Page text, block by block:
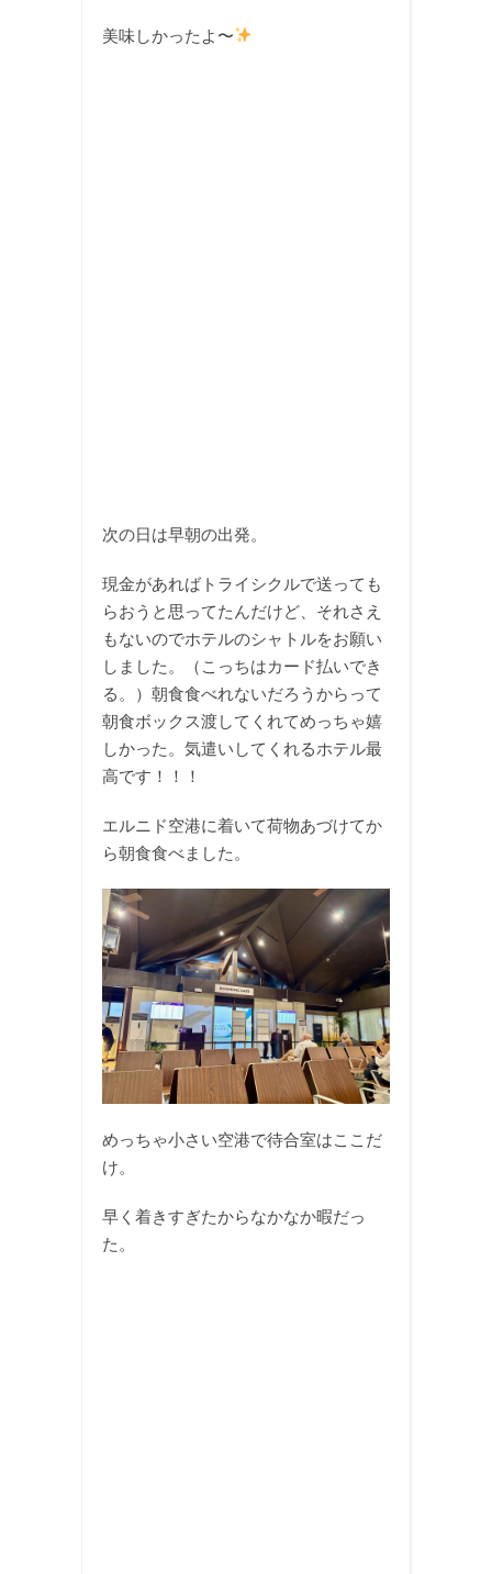
美味しかったよ〜
次の日は早朝の出発。
現金があればトライシクルで送っても
らおうと思ってたんだけど、それさえ
もないのでホテルのシャトルをお願い
しました。（こっちはカード払いでき
る。）朝食食べれないだろうからって
朝食ボックス渡してくれてめっちゃ嬉
しかった。気遣いしてくれるホテル最
高です！！！
エルニド空港に着いて荷物あづけてか
ら朝食食べました。
めっちゃ小さい空港で待合室はここだ
け。
早く着きすぎたからなかなか暇だっ
た。